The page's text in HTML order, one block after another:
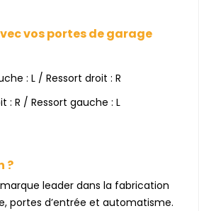
vos portes de garage
: L / Ressort droit : R
: R / Ressort gauche : L
?
leader dans la fabrication
portes d’entrée et automatisme.